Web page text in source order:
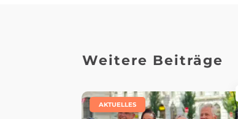
Weitere Beiträge
AKTUELLES